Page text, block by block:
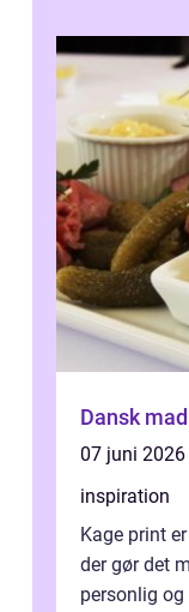
Dansk
07 juni 2026
inspiration
Kage print
der gør det
personlig